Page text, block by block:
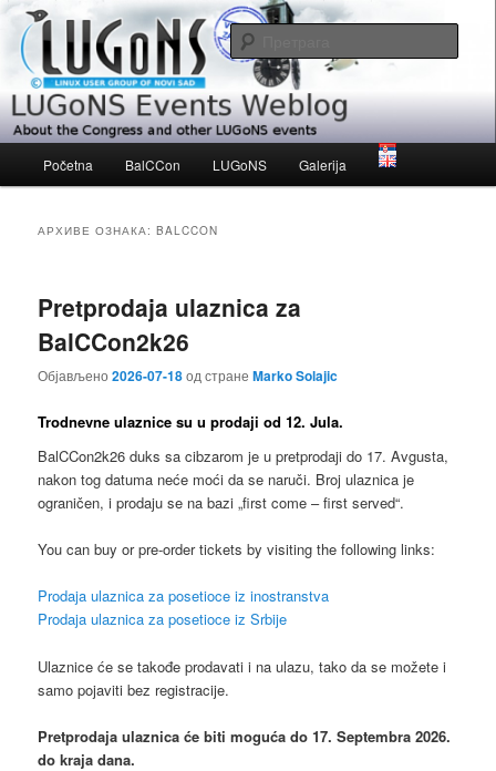
Скочи
примарни
садржај
Скочи
секундарни
садржајLUGoNS Events Weblog
About the Congress and other LUGoNS events
изборник
Početna BalCCon LUGoNS Galerija
АРХИВЕ ОЗНАКА:BALCCON
Pretprodaja ulaznica za
BalCCon2k26
Објављено2026-07-18од странеMarko Solajic
Trodnevne ulaznice su u prodaji od 12. Jula.
BalCCon2k26 duks sa cibzarom je u pretprodaji do 17. Avgusta,
nakon tog datuma neće moći da se naruči. Broj ulaznica je
ograničen, i prodaju se na bazi „first come – first served“.
You can buy or pre-order tickets by visiting the following links:
Prodaja ulaznica za posetioce iz inostranstva
Prodaja ulaznica za posetioce iz Srbije
Ulaznice će se takođe prodavati i na ulazu, tako da se možete i
samo pojaviti bez registracije.
Pretprodaja ulaznica će biti moguća do 17. Septembra 2026.
do kraja dana.